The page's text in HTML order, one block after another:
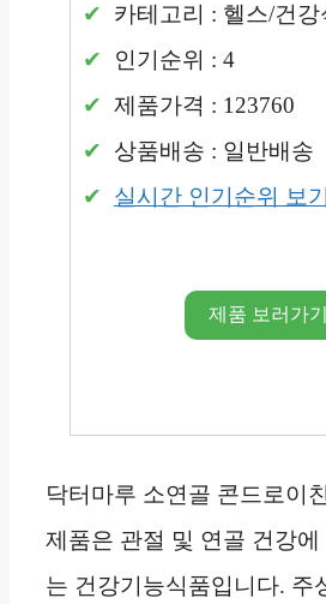
카테고리 : 헬스/건강
인기순위 : 4
제품가격 : 123760
상품배송 : 일반배송
실시간 인기순위 보기
제품 보러가기
닥터마루 소연골 콘드로이
제품은 관절 및 연골 건강에
는 건강기능식품입니다. 주